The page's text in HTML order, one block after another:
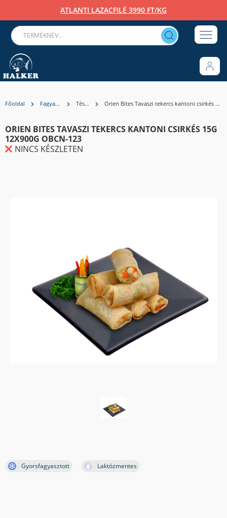
ATLANTI LAZACFILÉ 3990 FT/KG
Főoldal Fagyasztott Tészták Orien Bites Tavaszi tekercs kantoni csirkés 15g 12x900g OBCN-123
ORIEN BITES TAVASZI TEKERCS KANTONI CSIRKÉS 15G
12X900G OBCN-123
NINCS KÉSZLETEN
Gyorsfagyasztott Laktózmentes